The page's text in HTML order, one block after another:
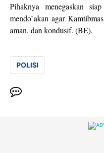
Pihaknya menegaskan
mendo`akan agar
aman, dan kondusif. (BE).
POLISI